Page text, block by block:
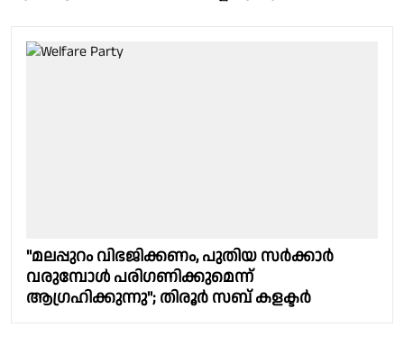
"മലപ്പുറം വിഭജിക്കണം, പുതിയ സർക്കാർ
വരുമ്പോൾ പരിഗണിക്കുമെന്ന്
ആഗ്രഹിക്കുന്നു"; തിരൂർ സബ് കളക്ടർ